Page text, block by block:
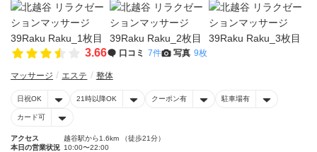
3.66 口コミ 7件 写真 9枚
マッサージ エステ 整体
日祝OK 21時以降OK クーポン有 駐車場有
カード可
アクセス
越谷駅から1.6km （徒歩21分）
本日の営業状況 10:00〜22:00